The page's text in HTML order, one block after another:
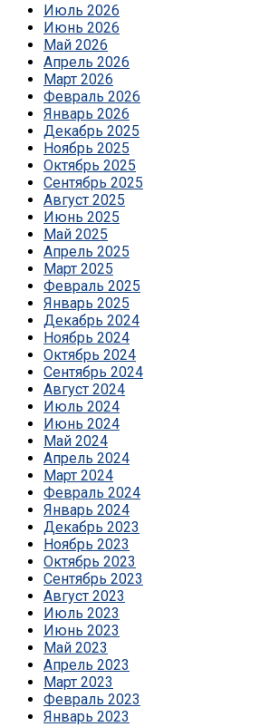
Июль 2026
Июнь 2026
Май 2026
Апрель 2026
Март 2026
Февраль 2026
Январь 2026
Декабрь 2025
Ноябрь 2025
Октябрь 2025
Сентябрь 2025
Август 2025
Июнь 2025
Май 2025
Апрель 2025
Март 2025
Февраль 2025
Январь 2025
Декабрь 2024
Ноябрь 2024
Октябрь 2024
Сентябрь 2024
Август 2024
Июль 2024
Июнь 2024
Май 2024
Апрель 2024
Март 2024
Февраль 2024
Январь 2024
Декабрь 2023
Ноябрь 2023
Октябрь 2023
Сентябрь 2023
Август 2023
Июль 2023
Июнь 2023
Май 2023
Апрель 2023
Март 2023
Февраль 2023
Январь 2023